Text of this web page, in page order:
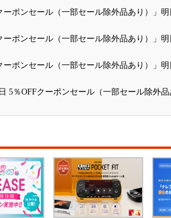
ポンセール（一部セール除外品あり）」明
ポンセール（一部セール除外品あり）」明
ポンセール（一部セール除外品あり）」明
5％OFFクーポンセール（一部セール除外品